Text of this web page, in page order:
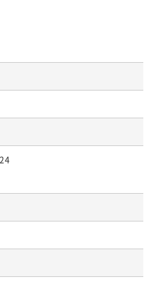
産牛♪当宿リピ率NO.1のＡ
）
¥ 62,700 ~
貴方へ♪『若狭牛づくし※3
～★
貴方へ♪『お肉たっぷりプ
べよ〜☆
方へ）
ポイント即利用で最大5％OFF
2名 ¥ 52,250 ~